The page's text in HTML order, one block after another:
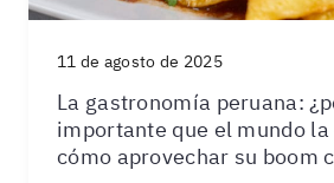
11 de agosto de 2025
La gastronomía peruana:
importante que el mundo la
cómo aprovechar su boom